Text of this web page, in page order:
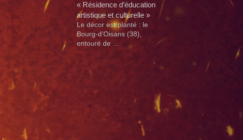
« Résidence d’éducation
artistique et culturelle »
Le décor est planté : le
Bourg-d’Oisans (38),
entouré de …